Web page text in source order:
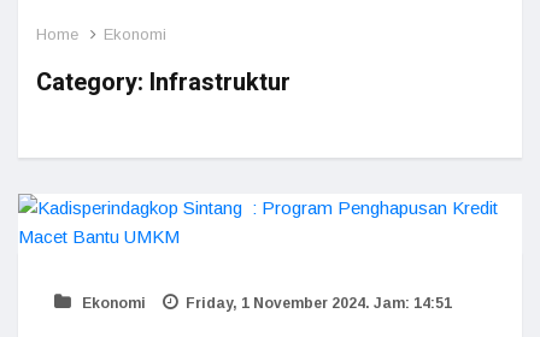
Home Ekonomi
Category: Infrastruktur
Ekonomi Friday, 1 November 2024. Jam: 14:51